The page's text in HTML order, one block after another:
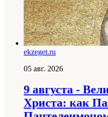
ekzeget.ru
05 авг. 2026
9 августа -
Христа: как